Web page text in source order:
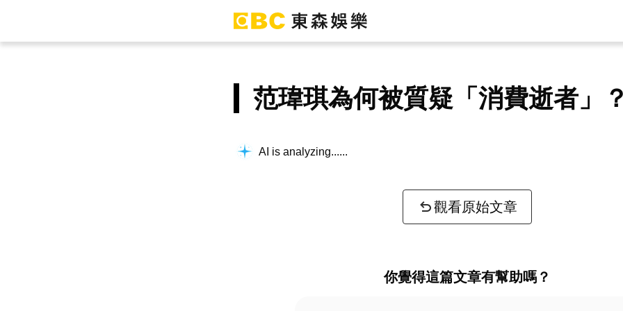
范瑋琪為何被質疑「消費逝者」
AI is analyzing...
觀看原始文章
你覺得這篇文章有幫助嗎？